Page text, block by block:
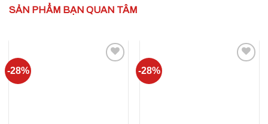
SẢN PHẨM BẠN QUAN TÂM
-28% -28%